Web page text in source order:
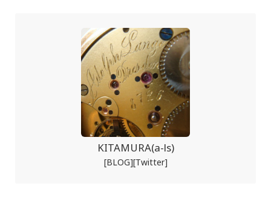
KITAMURA(a-ls)
[BLOG][Twitter]